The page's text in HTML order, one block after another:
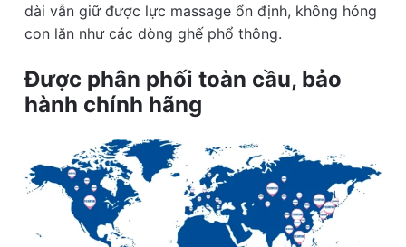
dài vẫn giữ được lực massage ổn định, không hỏng
con lăn như các dòng ghế phổ thông.
Được phân phối toàn cầu, bảo
hành chính hãng